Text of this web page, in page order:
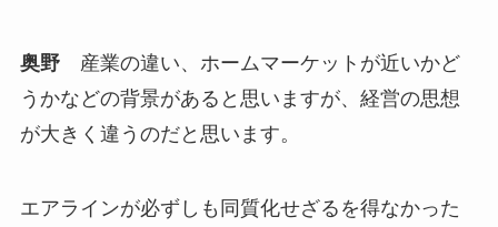
奥野産業の違い、ホームマーケットが近いかど
うかなどの背景があると思いますが、経営の思想
が大きく違うのだと思います。
エアラインが必ずしも同質化せざるを得なかった